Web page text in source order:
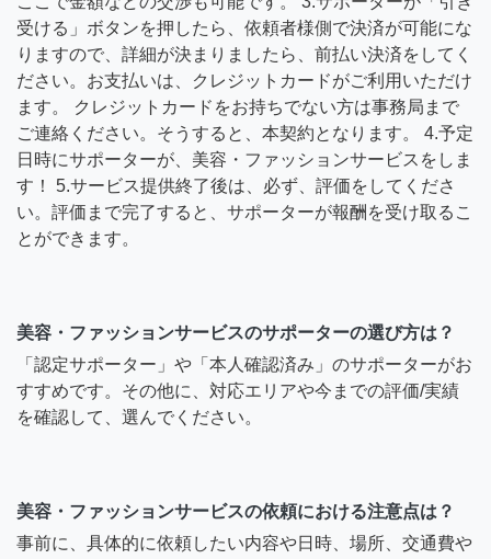
受ける」ボタンを押したら、依頼者様側で決済が可能にな
りますので、詳細が決まりましたら、前払い決済をしてく
ださい。お支払いは、クレジットカードがご利用いただけ
ます。 クレジットカードをお持ちでない方は事務局まで
ご連絡ください。そうすると、本契約となります。 4.予定
日時にサポーターが、美容・ファッションサービスをしま
す！ 5.サービス提供終了後は、必ず、評価をしてくださ
い。評価まで完了すると、サポーターが報酬を受け取るこ
とができます。
美容・ファッションサービスのサポーターの選び方は？
「認定サポーター」や「本人確認済み」のサポーターがお
すすめです。その他に、対応エリアや今までの評価/実績
を確認して、選んでください。
美容・ファッションサービスの依頼における注意点は？
事前に、具体的に依頼したい内容や日時、場所、交通費や